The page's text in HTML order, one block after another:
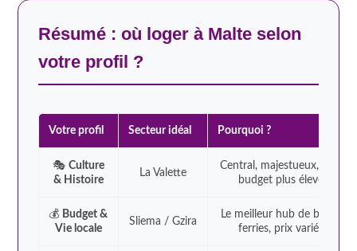
Résumé : où loger à Malte selon
votre profil ?
Votre profil Secteur idéal Pourquoi ?
🎭 Culture
& Histoire
La Valette
Central, majestueux, mais
budget plus élevé.
💰 Budget &
Vie locale
Sliema / Gzira
Le meilleur hub de bus et
ferries, prix variés.